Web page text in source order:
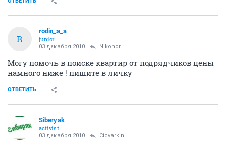
R
rodin_a_a
junior
03 декабря 2010 Nikonor
Могу помочь в поиске квартир от подрядчиков цены
намного ниже ! пишите в личку
ОТВЕТИТЬ
Siberyak
activist
03 декабря 2010 Cicvarkin